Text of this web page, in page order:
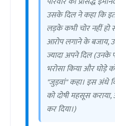
उसके दिल ने कहा कि
लड़के कभी चोर नहीं
आरोप लगाने के बजाय,
ज्यादा अपने दिल (उनके
भरोसा किया और घोड़े
"जुड़वां" कहा। इस अंधे
को दोषी महसूस कराया,
कर दिया।)